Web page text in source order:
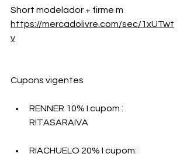
Short modelador + firme m
https://mercadolivre.com/sec/1xUTwt
v
Cupons vigentes
RENNER 10% I cupom :
RITASARAIVA
RIACHUELO 20% I cupom: